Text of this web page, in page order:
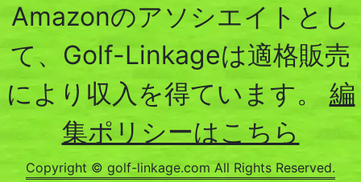
Amazonのアソシエイトとし
て、Golf-Linkageは適格販売
により収入を得ています。 編
集ポリシーはこちら
Copyright © golf-linkage.com All Rights Reserved.